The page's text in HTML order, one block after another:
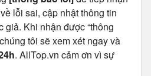
lỗi sai, cập nhật thông tin
giả. Khi nhận được “thông
tôi sẽ xem xét ngay và
. AllTop.vn cảm ơn vì sự